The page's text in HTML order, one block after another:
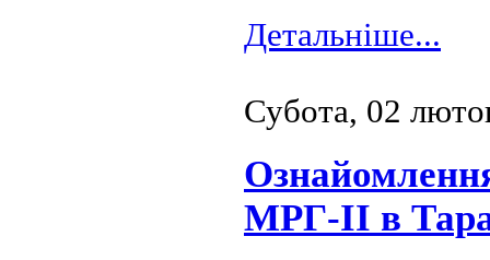
Детальніше...
Субота, 02
МРГ-ІІ в